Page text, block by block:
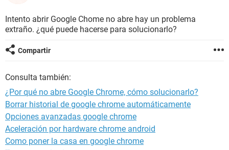
Intento abrir Google Chome no abre hay un problema
extraño. ¿qué puede hacerse para solucionarlo?
Compartir
Consulta también:
¿Por qué no abre Google Chrome, cómo solucionarlo?
Borrar historial de google chrome automáticamente
Opciones avanzadas google chrome
Aceleración por hardware chrome android
Como poner la casa en google chrome